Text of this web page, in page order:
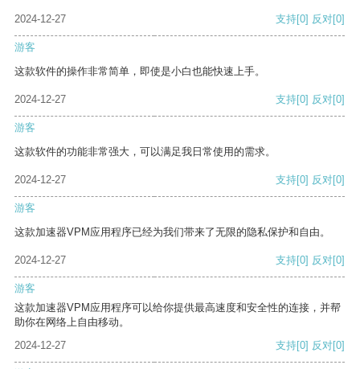
2024-12-27 支持[0] 反对[0]
游客
这款软件的操作非常简单，即使是小白也能快速上手。
2024-12-27 支持[0] 反对[0]
游客
这款软件的功能非常强大，可以满足我日常使用的需求。
2024-12-27 支持[0] 反对[0]
游客
这款加速器VPM应用程序已经为我们带来了无限的隐私保护和自由。
2024-12-27 支持[0] 反对[0]
游客
这款加速器VPM应用程序可以给你提供最高速度和安全性的连接，并帮
助你在网络上自由移动。
2024-12-27
支持[0] 反对[0]